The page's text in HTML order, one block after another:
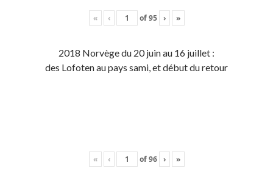
« ‹ of95 › »
2018 Norvège du 20 juin au 16 juillet :
des Lofoten au pays sami, et début du retour
« ‹ of96 › »